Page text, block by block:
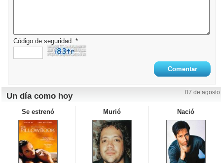
Código de seguridad: *
Un día como hoy 07 de agosto
Se estrenó Murió Nació